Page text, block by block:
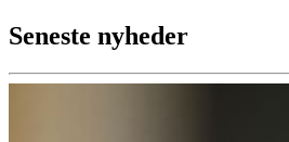
Seneste nyheder